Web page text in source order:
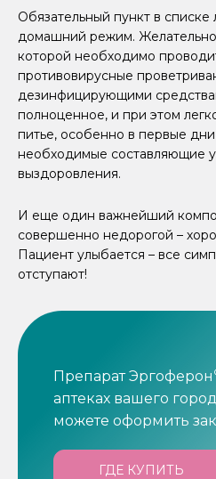
Обязательный пункт в
домашний режим. Желательно
которой необходимо
противовирусные
дезинфицирующими
полноценное, и при этом
питье, особенно в первые
необходимые составляющие
выздоровления.
И еще один важнейший
совершенно недорогой –
Пациент улыбается – все
отступают!
Препарат Эргоферон
аптеках вашего
можете оформить
ГДЕ КУПИТЬ